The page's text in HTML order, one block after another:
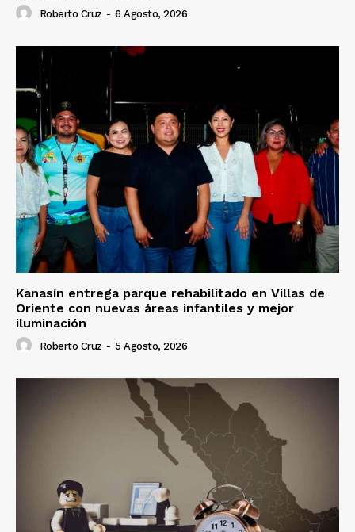
Roberto Cruz - 6 Agosto, 2026
Kanasín entrega parque rehabilitado en Villas de
Oriente con nuevas áreas infantiles y mejor
iluminación
Roberto Cruz - 5 Agosto, 2026